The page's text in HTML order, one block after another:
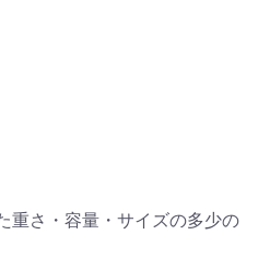
重さ・容量・サイズの多少の